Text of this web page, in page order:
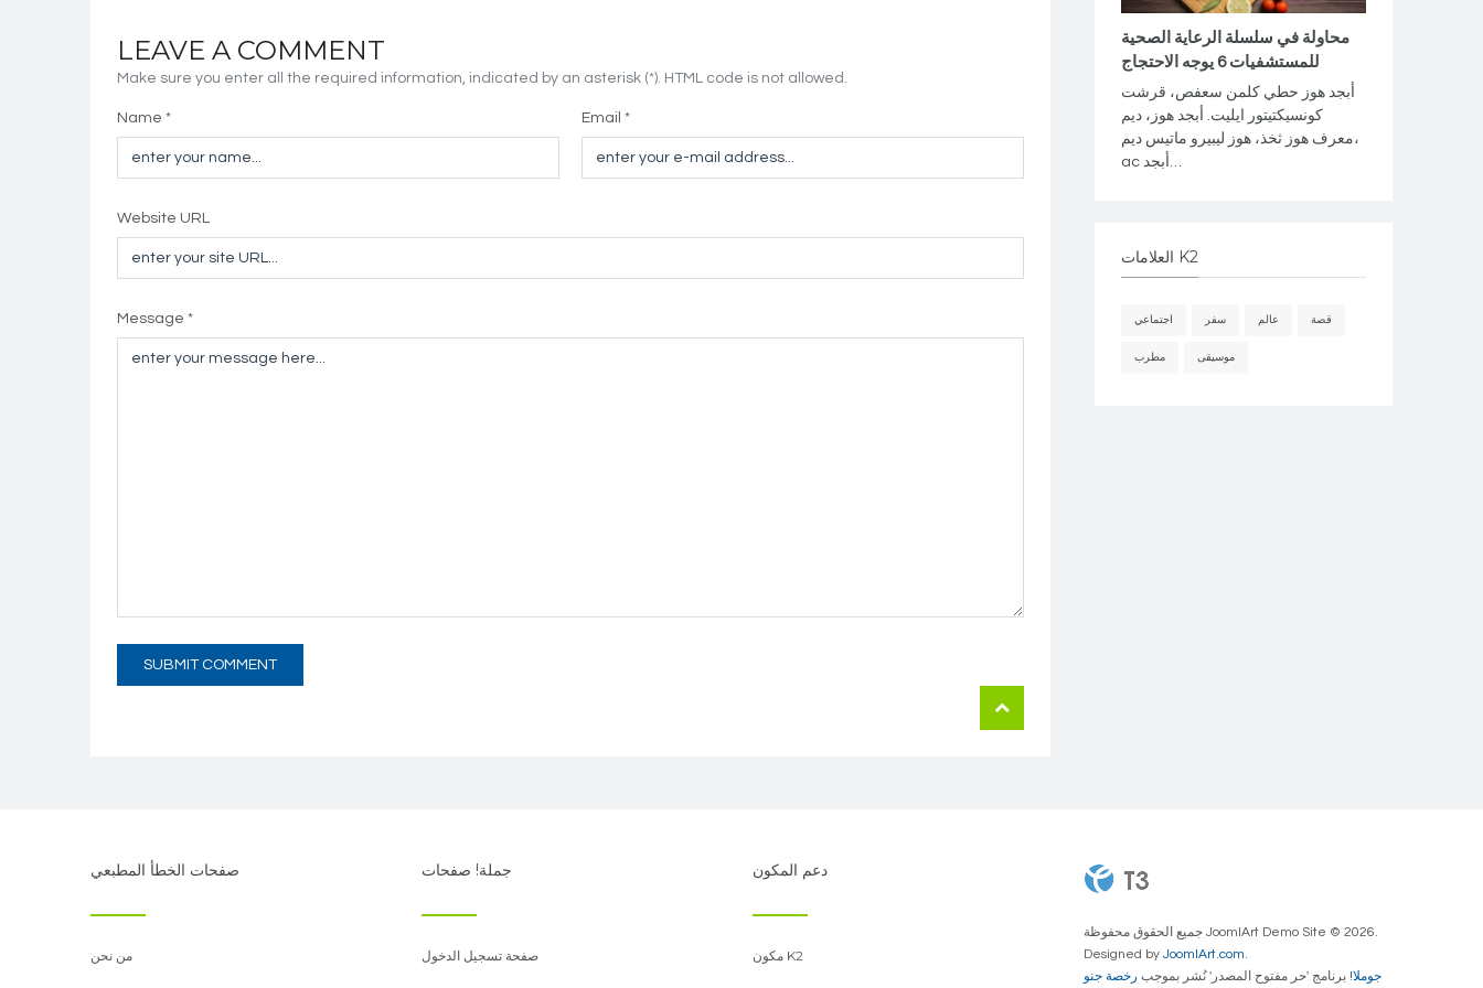
LEAVE A COMMENT
Make sure you enter all the required information, indicated by an asterisk (*). HTML code is not allowed.
Name * Email *
Website URL
Message *
محاولة في سلسلة الرعاية الصحية
للمستشفيات 6 يوجه الاحتجاج
أبجد هوز حطي كلمن سعفص، قرشت
كونسيكتيتور ايليت. أبجد هوز، ديم
معرف هوز ثخذ، هوز ليبيرو ماتيس ديم،
ac أبجد…
العلامات K2
اجتماعي سفر عالم قصة
مطرب موسيقى
صفحات الخطأ المطبعي
من نحن
جملة! صفحات
صفحة تسجيل الدخول
دعم المكون
مكون K2
جميع الحقوق محفوظة JoomlArt Demo Site © 2026.
Designed by JoomlArt.com
جوملا! برنامج 'حر مفتوح المصدر' نُشر بموجب رخصة جنو